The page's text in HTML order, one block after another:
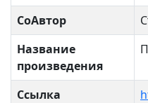
СоАвтор
Название
произведения
Ссылка